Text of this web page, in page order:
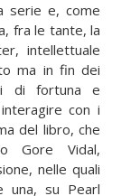
serie e, come
fra le tante, la
intellettuale
ma in fin dei
di fortuna e
con i
del libro, che
Gore Vidal,
nelle quali
una, su Pearl